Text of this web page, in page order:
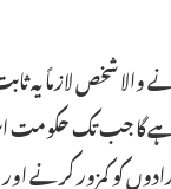
شخص لازماً یہ
گا جب تک حکومت
کو کمزور کرنے